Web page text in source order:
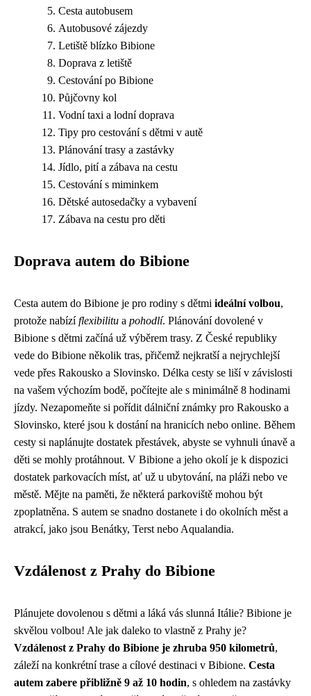
Cesta autobusem
Autobusové zájezdy
Letiště blízko Bibione
Doprava z letiště
Cestování po Bibione
Půjčovny kol
Vodní taxi a lodní doprava
Tipy pro cestování s dětmi v autě
Plánování trasy a zastávky
Jídlo, pití a zábava na cestu
Cestování s miminkem
Dětské autosedačky a vybavení
Zábava na cestu pro děti
Doprava autem do Bibione
Cesta autem do Bibione je pro rodiny s dětmi ideální volbou,
protože nabízíflexibilitu a pohodlí. Plánování dovolené v
Bibione s dětmi začíná už výběrem trasy. Z České republiky
vede do Bibione několik tras, přičemž nejkratší a nejrychlejší
vede přes Rakousko a Slovinsko. Délka cesty se liší v závislosti
na vašem výchozím bodě, počítejte ale s minimálně 8 hodinami
jízdy. Nezapomeňte si pořídit dálniční známky pro Rakousko a
Slovinsko, které jsou k dostání na hranicích nebo online. Během
cesty si naplánujte dostatek přestávek, abyste se vyhnuli únavě a
děti se mohly protáhnout. V Bibione a jeho okolí je k dispozici
dostatek parkovacích míst, ať už u ubytování, na pláži nebo ve
městě. Mějte na paměti, že některá parkoviště mohou být
zpoplatněna. S autem se snadno dostanete i do okolních měst a
atrakcí, jako jsou Benátky, Terst nebo Aqualandia.
Vzdálenost z Prahy do Bibione
Plánujete dovolenou s dětmi a láká vás slunná Itálie? Bibione je
skvělou volbou! Ale jak daleko to vlastně z Prahy je?
Vzdálenost z Prahy do Bibione je zhruba 950 kilometrů,
záleží na konkrétní trase a cílové destinaci v Bibione. Cesta
autem zabere přibližně 9 až 10 hodin, s ohledem na zastávky